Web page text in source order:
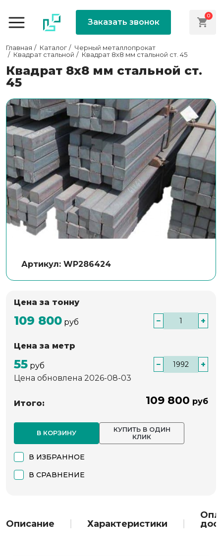
Заказать звонок
0
Главная Каталог
Черный металлопрокат
Квадрат стальной
Квадрат 8х8 мм стальной ст. 45
Квадрат 8х8 мм стальной ст.
45
Артикул: WP286424
Цена за тонну
109 800 руб − +
Цена за метр
55 руб −
+
Цена обновлена 2026-08-03
Итого: 109 800 руб
В КОРЗИНУ
КУПИТЬ В ОДИН
КЛИК
В ИЗБРАННОЕ
В СРАВНЕНИЕ
Описание Характеристики